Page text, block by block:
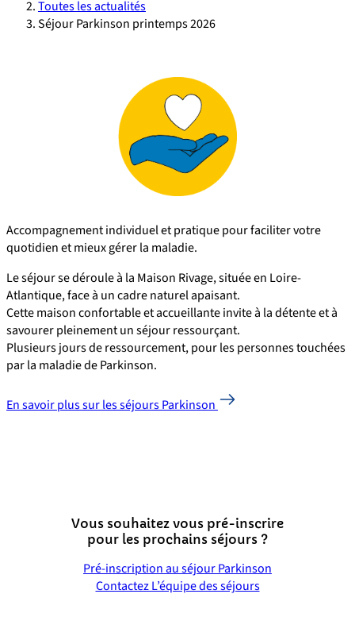
Toutes les actualités
Séjour Parkinson printemps 2026
Accompagnement individuel et pratique pour faciliter votre
quotidien et mieux gérer la maladie.
Le séjour se déroule à la Maison Rivage, située en Loire-
Atlantique, face à un cadre naturel apaisant.
Cette maison confortable et accueillante invite à la détente et à
savourer pleinement un séjour ressourçant.
Plusieurs jours de ressourcement, pour les personnes touchées
par la maladie de Parkinson.
En savoir plus sur les séjours Parkinson
Vous souhaitez vous pré-inscrire
pour les prochains séjours ?
Pré-inscription au séjour Parkinson
Contactez L’équipe des séjours